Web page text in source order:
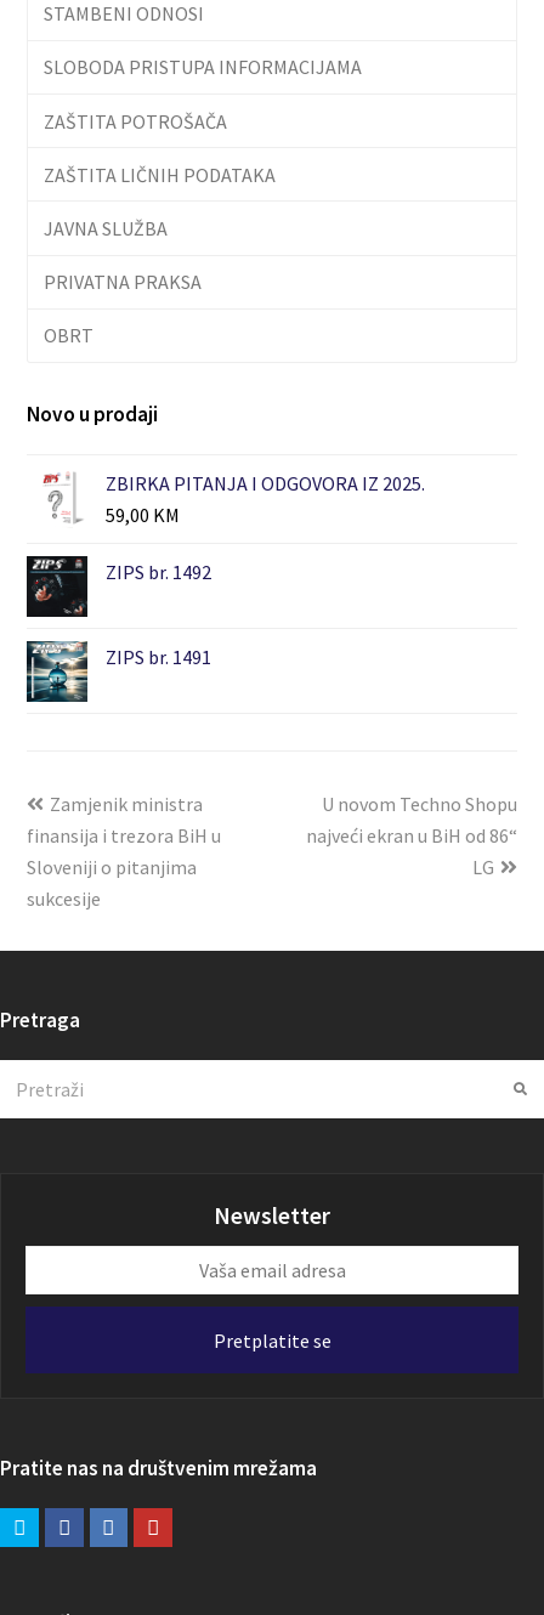
STAMBENI ODNOSI
SLOBODA PRISTUPA INFORMACIJAMA
ZAŠTITA POTROŠAČA
ZAŠTITA LIČNIH PODATAKA
JAVNA SLUŽBA
PRIVATNA PRAKSA
OBRT
Novo u prodaji
ZBIRKA PITANJA I ODGOVORA IZ 2025.
59,00 KM
ZIPS br. 1492
ZIPS br. 1491
Zamjenik ministra
finansija i trezora BiH u
Sloveniji o pitanjima
sukcesije
U novom Techno Shopu
najveći ekran u BiH od 86“
LG
Pretraga
Newsletter
email
Pretplatite se
Pratite nas na društvenim mrežama